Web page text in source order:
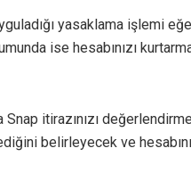
yasaklama işlemi
ise hesabınızı
itirazınızı
belirleyecek ve